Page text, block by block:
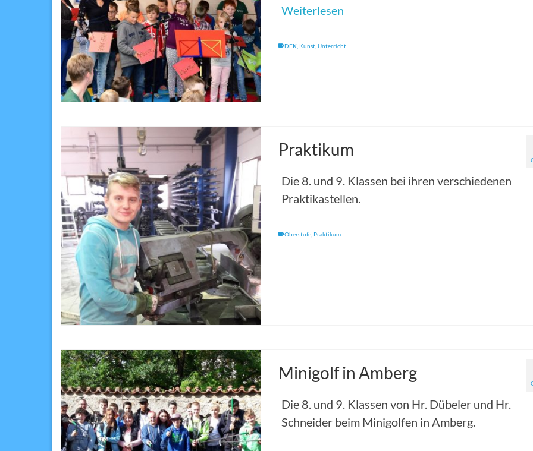
Weiterlesen
DFK, Kunst, Unterricht
Praktikum
Die 8. und 9. Klassen bei ihren verschiedenen
Praktikastellen.
Oberstufe, Praktikum
Minigolf in Amberg
Die 8. und 9. Klassen von Hr. Dübeler und Hr.
Schneider beim Minigolfen in Amberg.